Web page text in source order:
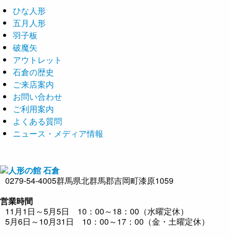
ひな人形
五月人形
羽子板
破魔矢
アウトレット
石倉の歴史
ご来店案内
お問い合わせ
ご利用案内
よくある質問
ニュース・メディア情報
0279-54-4005群馬県北群馬郡吉岡町漆原1059
営業時間
11月1日～5月5日 10：00～18：00（水曜定休）
5月6日～10月31日 10：00～17：00（金・土曜定休）